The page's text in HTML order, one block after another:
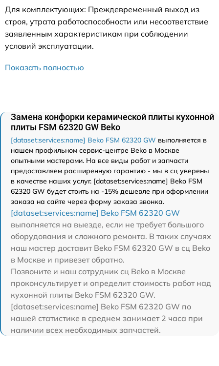
Для комплектующих: Преждевременный выход из
строя, утрата работоспособности или несоответствие
заявленным характеристикам при соблюдении
условий эксплуатации.
Показать полностью
Замена конфорки керамической плиты кухонной
плиты FSM 62320 GW Beko
[dataset:services:name] Beko FSM 62320 GW выполняется в
нашем профильном сервис-центре Beko в Москве
опытными мастерами. На все виды работ и запчасти
предоставляем расширенную гарантию - мы в сц уверены
в качестве наших услуг. [dataset:services:name] Beko FSM
62320 GW будет стоить на -15% дешевле при оформлении
заказа на сайте через форму заказа звонка.
[dataset:services:name] Beko FSM 62320 GW
выполняется на выезде, если не требует большого
оборудования и сложного ремонта. В таких случаях
наш мастер доставит Beko FSM 62320 GW в сц Beko
в Москве и привезет обратно.
Позвоните и наш сотрудник сц Beko в Москве
проконсультирует и определит стоимость работ над
кухонной плиты Beko FSM 62320 GW.
[dataset:services:name] Beko FSM 62320 GW по
нашей статистике в среднем занимает 2 часа при
наличии всех необходимых запчастей.